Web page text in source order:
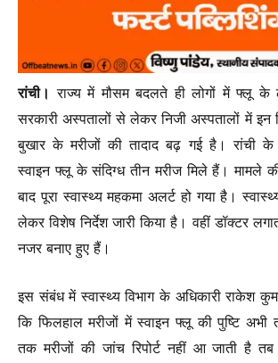
रांची। राज्य में मौसम बदलते ही लोगों में फ्लू
सरकारी अस्पतालों से लेकर निजी अस्पतालों में इन
बुखार के मरीजों की तादाद बढ़ गई है। रांची
स्वाइन फ्लू के संदिग्ध तीन मरीज मिले हैं। मामले
बाद पूरा स्वास्थ्य महकमा अलर्ट हो गया है।
लेकर विशेष निर्देश जारी किया है। वहीं डॉक्टर
नजर बनाए हुए हैं।
इस संबंध में स्वास्थ्य विभाग के अधिकारी राकेश
कि फिलहाल मरीजों में स्वाइन फ्लू की पुष्टि
तक मरीजों की जांच रिपोर्ट नहीं आ जाती है